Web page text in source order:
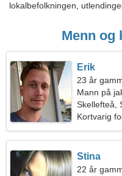
lokalbefolkningen,
Menn og
Erik
23 år
Mann på
Skellefteå,
Kortvarig
Stina
22 år